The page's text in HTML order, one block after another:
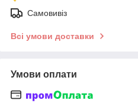
Самовивіз
Всі умови доставки
Умови оплати